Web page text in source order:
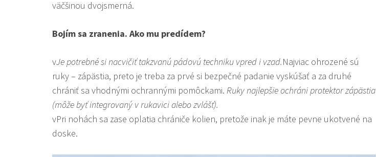
väčšinou dvojsmerná.
Bojím sa zranenia. Ako mu predídem?
vJe potrebné si nacvičiť takzvanú pádovú techniku ​​vpred i vzad.Najviac ohrozené sú
ruky – zápästia, preto je treba za prvé si bezpečné padanie vyskúšať a za druhé
chrániť sa vhodnými ochrannými pomôckami. Ruky najlepšie ochráni protektor zápästia
(môže byť integrovaný v rukavici alebo zvlášť).
vPri nohách sa zase oplatia chrániče kolien, pretože inak je máte pevne ukotvené na
doske.